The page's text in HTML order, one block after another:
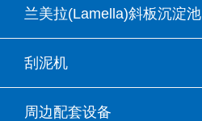
兰美拉(Lamella)斜板沉淀池
刮泥机
周边配套设备